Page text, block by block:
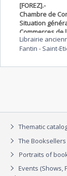
[FOREZ].-
Chambre de
Situation
Commerces de
Librairie
Fantin - Saint-
Thematic
The Booksellers
Portraits of
Events (Shows,